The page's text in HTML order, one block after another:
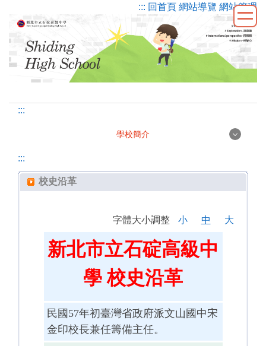
主
內
::: 回首頁 網站導覽 網站管理
:::
學校簡介
學校願景
綜合高中
碇中特教
:::
校史沿革
字體大小調整 小 中 大
新北市立石碇高級中
學 校史沿革
民國 57年初臺灣省政府派文山國中宋
金印校長兼任籌備主任。